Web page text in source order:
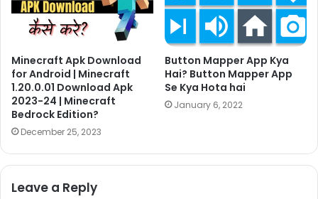
Minecraft Apk Download
for Android | Minecraft
1.20.0.01 Download Apk
2023-24 | Minecraft
Bedrock Edition?
December 25, 2023
Button Mapper App Kya
Hai? Button Mapper App
Se Kya Hota hai
January 6, 2022
Leave a Reply